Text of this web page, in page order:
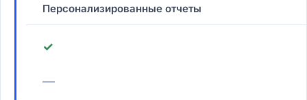
Персонализированные отчеты
✓
—